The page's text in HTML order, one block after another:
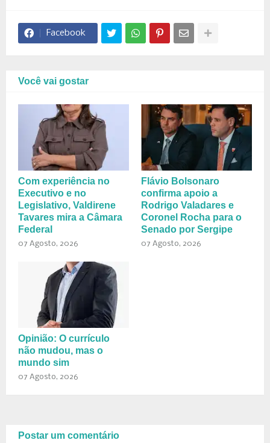
Facebook
Você vai gostar
Com experiência no
Executivo e no
Legislativo, Valdirene
Tavares mira a Câmara
Federal
07 Agosto, 2026
Flávio Bolsonaro
confirma apoio a
Rodrigo Valadares e
Coronel Rocha para o
Senado por Sergipe
07 Agosto, 2026
Opinião: O currículo
não mudou, mas o
mundo sim
07 Agosto, 2026
Postar um comentário